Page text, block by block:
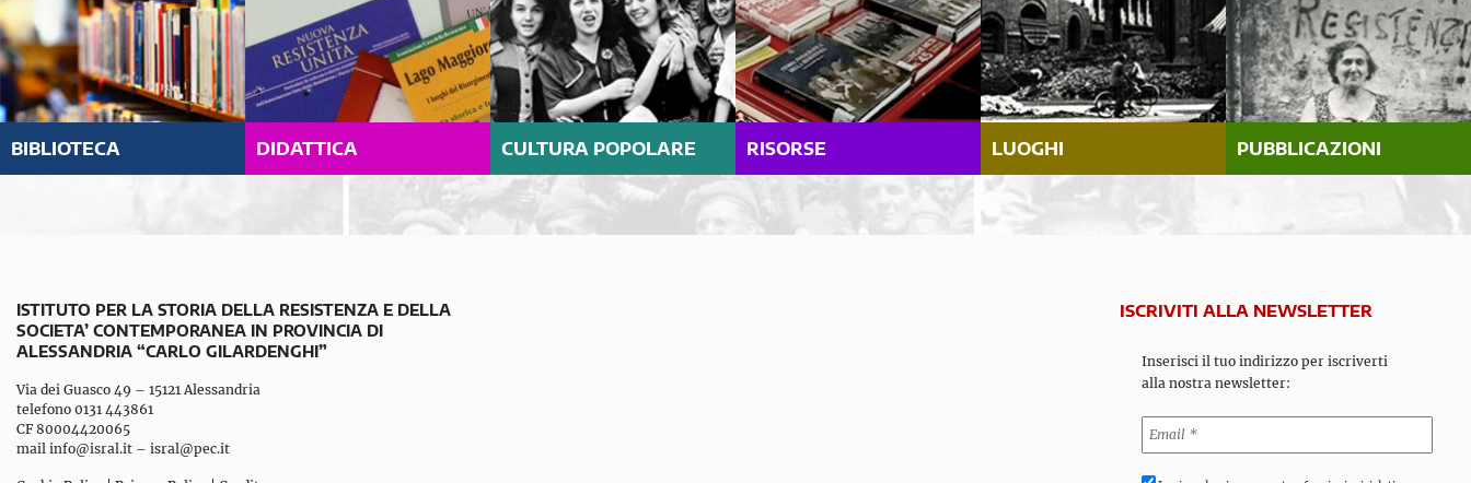
BIBLIOTECA DIDATTICA CULTURA POPOLARE RISORSE LUOGHI PUBBLICAZIONI
ISTITUTO PER LA STORIA DELLA RESISTENZA E DELLA
SOCIETA’ CONTEMPORANEA IN PROVINCIA DI
ALESSANDRIA “CARLO GILARDENGHI”
Via dei Guasco 49 – 15121 Alessandria
telefono 0131 443861
CF 80004420065
mail info@isral.it – isral@pec.it
ISCRIVITI ALLA NEWSLETTER
Inserisci il tuo indirizzo per iscriverti
alla nostra newsletter: